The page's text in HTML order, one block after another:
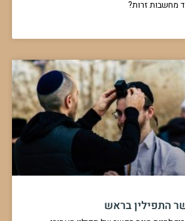
דיבור בין ברכה לאכילה
אחיזת המאכל בסכין